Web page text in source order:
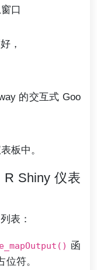
口
，
的交互式 Goo
板中。
Shiny 仪表
表：
函
符。